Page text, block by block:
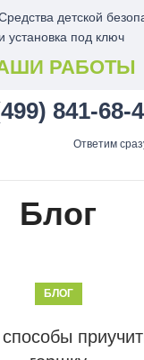
детской
и установка под ключ
РАБОТЫ
841-68-
Ответим
Блог
БЛОГ